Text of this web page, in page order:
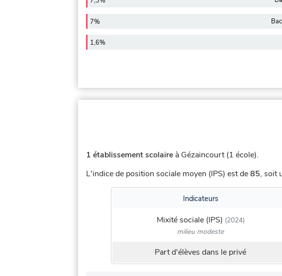
7%
1,6%
1 établissement scolaire à Gézaincourt (1 école).
L'indice de position sociale moyen (IPS) est de85, soit
Indicateurs
Mixité sociale (IPS) (2024)
milieu modeste
Part d'élèves dans le privé